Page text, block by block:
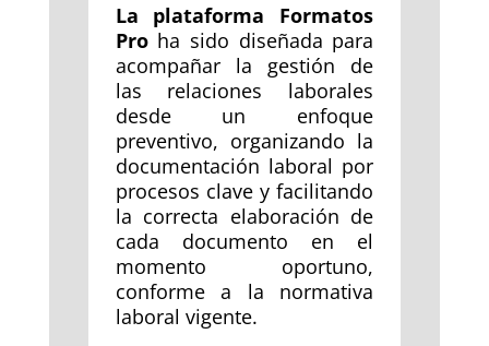
La plataforma Formatos
Proha sido diseñada para
acompañar la gestión de
las relaciones laborales
desde un enfoque
preventivo, organizando la
documentación laboral por
procesos clave y facilitando
la correcta elaboración de
cada documento en el
momento oportuno,
conforme a la normativa
laboral vigente.